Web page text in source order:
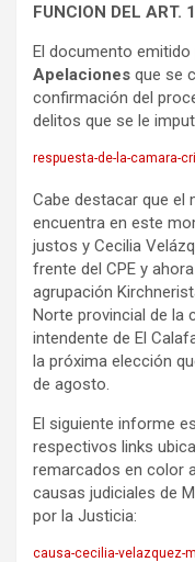
FUNCION DEL ART.
El documento emitido
Apelaciones que se
confirmación del
delitos que se le
respuesta-de-la-camara-
Cabe destacar que el
encuentra en este
justos y Cecilia
frente del CPE y
agrupación
Norte provincial de la
intendente de El
la próxima elección
de agosto.
El siguiente informe
respectivos links
remarcados en color
causas judiciales de
por la Justicia:
causa-cecilia-velazquez-